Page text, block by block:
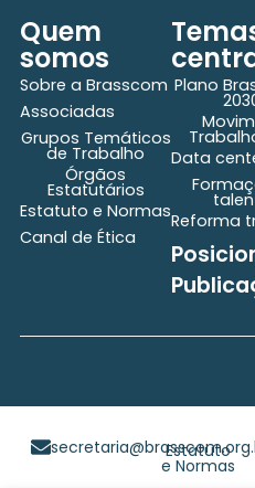
Quem
somos
Sobre a Brasscom
Associadas
Grupos Temáticos
de Trabalho
Órgãos
Estatutários
Estatuto e Normas
Canal de Ética
Plano
Data
Reforma
Estatuto
e Normas